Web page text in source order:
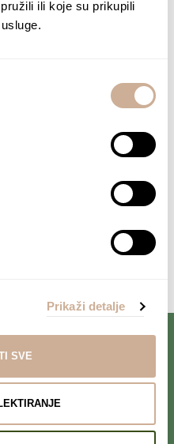
ili koje su prikupili
Prikaži detalje
SVE
– Polarni san
spremaju u bazu
slanja KEK